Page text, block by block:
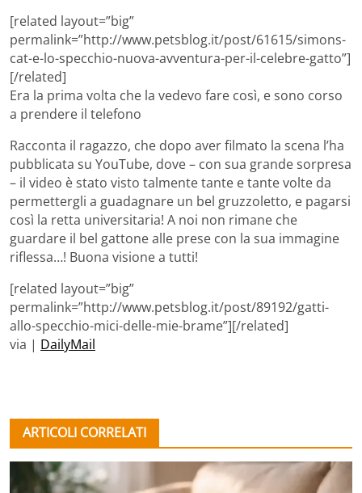
[related layout=”big”
permalink=”http://www.petsblog.it/post/61615/simons-
cat-e-lo-specchio-nuova-avventura-per-il-celebre-gatto”]
[/related]
Era la prima volta che la vedevo fare così, e sono corso
a prendere il telefono
Racconta il ragazzo, che dopo aver filmato la scena l’ha
pubblicata su YouTube, dove – con sua grande sorpresa
– il video è stato visto talmente tante e tante volte da
permettergli a guadagnare un bel gruzzoletto, e pagarsi
così la retta universitaria! A noi non rimane che
guardare il bel gattone alle prese con la sua immagine
riflessa…! Buona visione a tutti!
[related layout=”big”
permalink=”http://www.petsblog.it/post/89192/gatti-
allo-specchio-mici-delle-mie-brame”][/related]
via | DailyMail
ARTICOLI CORRELATI